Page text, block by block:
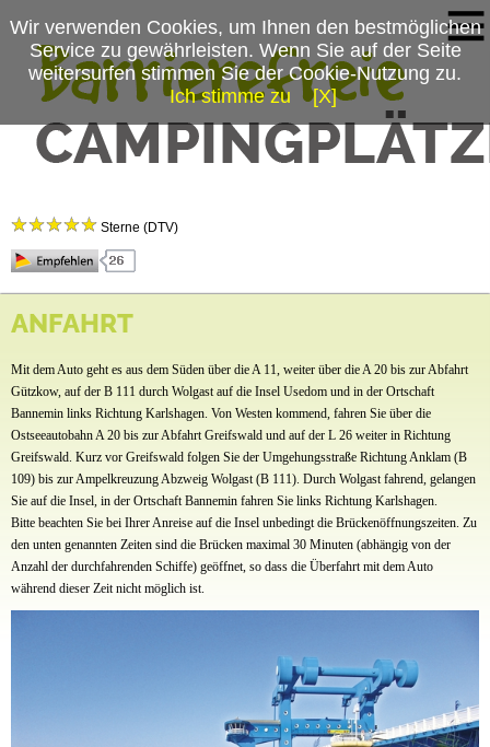
Campingplatzmenü
Stellplätze
Preise & Prospekte
Anfahrt
Sterne (DTV)
Der Urlaub mit der ganzen Familie wird im 5-Sterne-Dünencamp in Karlshagen zu einem
ganz besonderen Erlebnis. Hier haben junge Camperfamilien und anspruchsvolle
Traditionscamper eine ganze Menge Spaß. Der Campingplatz erstreckt sich ca. 1 km
Melodie: Das Meeresrauschen.
ANFAHRT
Mit dem Auto geht es aus dem Süden über die A 11, weiter über die A 20 bis zur Abfahrt
Gützkow, auf der B 111 durch Wolgast auf die Insel Usedom und in der Ortschaft
Bannemin links Richtung Karlshagen. Von Westen kommend, fahren Sie über die
Ostseeautobahn A 20 bis zur Abfahrt Greifswald und auf der L 26 weiter in Richtung
Greifswald. Kurz vor Greifswald folgen Sie der Umgehungsstraße Richtung Anklam (B
109) bis zur Ampelkreuzung Abzweig Wolgast (B 111). Durch Wolgast fahrend, gelangen
Sie auf die Insel, in der Ortschaft Bannemin fahren Sie links Richtung Karlshagen.
Bitte beachten Sie bei Ihrer Anreise auf die Insel unbedingt die Brückenöffnungszeiten. Zu
den unten genannten Zeiten sind die Brücken maximal 30 Minuten (abhängig von der
Anzahl der durchfahrenden Schiffe) geöffnet, so dass die Überfahrt mit dem Auto
während dieser Zeit nicht möglich ist.
Wir verwenden Cookies, um Ihnen den bestmöglichen
Service zu gewährleisten. Wenn Sie auf der Seite
weitersurfen stimmen Sie der Cookie-Nutzung zu.
Ich stimme zu
[X]